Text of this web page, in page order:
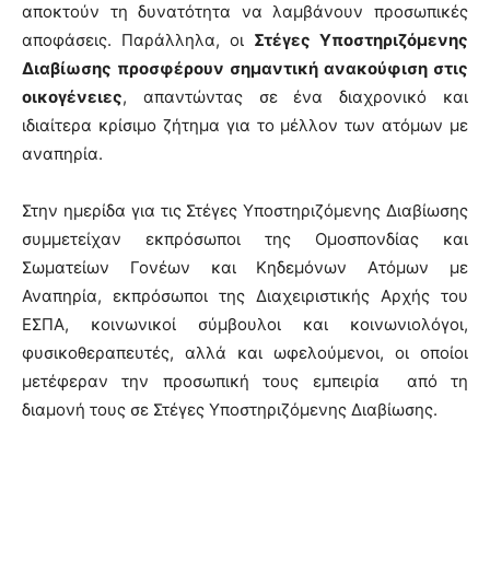
αποκτούν τη δυνατότητα να λαμβάνουν προσωπικές
αποφάσεις. Παράλληλα, οι Στέγες Υποστηριζόμενης
Διαβίωσης προσφέρουν σημαντική ανακούφιση στις
οικογένειες, απαντώντας σε ένα διαχρονικό και
ιδιαίτερα κρίσιμο ζήτημα για το μέλλον των ατόμων με
αναπηρία.
Στην ημερίδα για τις Στέγες Υποστηριζόμενης Διαβίωσης
συμμετείχαν εκπρόσωποι της Ομοσπονδίας και
Σωματείων Γονέων και Κηδεμόνων Ατόμων με
Αναπηρία, εκπρόσωποι της Διαχειριστικής Αρχής του
ΕΣΠΑ, κοινωνικοί σύμβουλοι και κοινωνιολόγοι,
φυσικοθεραπευτές, αλλά και ωφελούμενοι, οι οποίοι
μετέφεραν την προσωπική τους εμπειρία από τη
διαμονή τους σε Στέγες Υποστηριζόμενης Διαβίωσης.